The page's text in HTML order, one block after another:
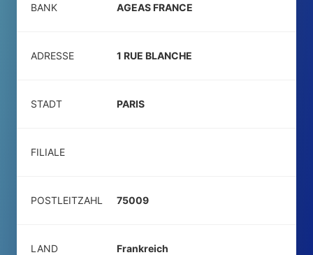
BANK AGEAS FRANCE
ADRESSE 1 RUE BLANCHE
STADT PARIS
FILIALE
POSTLEITZAHL 75009
LAND Frankreich